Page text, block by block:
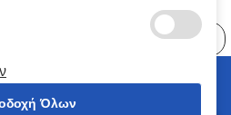
all rights reserved
Όλων